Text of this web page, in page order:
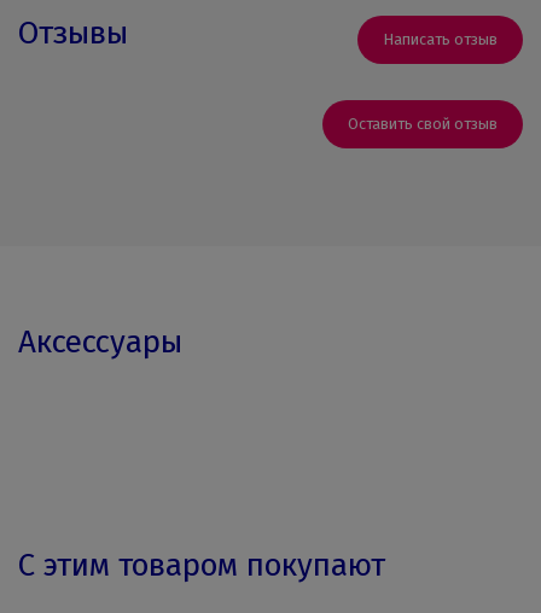
Отзывы Написать отзыв
Оставить свой отзыв
Аксессуары
С этим товаром покупают